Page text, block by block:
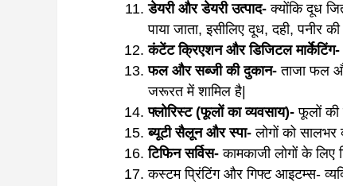
डेयरी और डेयरी उत्पाद- क्योंकि दूध
पाया जाता, इसीलिए दूध, दही, पनीर
कंटेंट क्रिएशन और डिजिटल मार्केटिंग-
फल और सब्जी की दुकान- ताजा फल
जरूरत में शामिल है|
फ्लोरिस्ट (फूलों का व्यवसाय)- फूलों की
ब्यूटी सैलून और स्पा- लोगों को
टिफिन सर्विस- कामकाजी लोगों के लिए
कस्टम प्रिंटिंग और गिफ्ट आइटम्स-